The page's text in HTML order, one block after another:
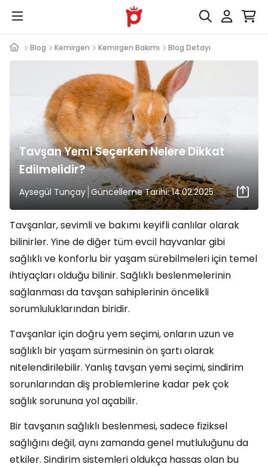
Blog Kemirgen Kemirgen Bakımı Blog Detayı
Tavşan Yemi Seçerken Nelere Dikkat
Edilmelidir?
Aysegül Tunçay Güncelleme Tarihi: 14.02.2025
Tavşanlar, sevimli ve bakımı keyifli canlılar olarak
bilinirler. Yine de diğer tüm evcil hayvanlar gibi
sağlıklı ve konforlu bir yaşam sürebilmeleri için temel
ihtiyaçları olduğu bilinir. Sağlıklı beslenmelerinin
sağlanması da tavşan sahiplerinin öncelikli
sorumluluklarından biridir.
Tavşanlar için doğru yem seçimi, onların uzun ve
sağlıklı bir yaşam sürmesinin ön şartı olarak
nitelendirilebilir. Yanlış tavşan yemi seçimi, sindirim
sorunlarından diş problemlerine kadar pek çok
sağlık sorununa yol açabilir.
Bir tavşanın sağlıklı beslenmesi, sadece fiziksel
sağlığını değil, aynı zamanda genel mutluluğunu da
etkiler. Sindirim sistemleri oldukça hassas olan bu